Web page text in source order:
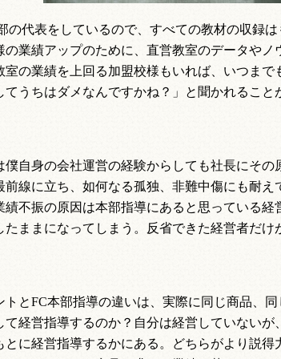
の代表をしているので、すべての教材の収録
の業績アップのために、直営教室のデータやノ
室の業績を上回る加盟校様もいれば、いつまで
てうちはダメなんですかね？」と聞かれること
僕自身の会社運営の経験からしても社長にその
前線に立ち、如何なる孤独、非難中傷にも耐え
績不振の原因は本部指導にあると思っている経
ままになってしまう。反省できた経営者だけ
トとFC本部指導の違いは、実際に同じ商品、
て経営指導するのか？自分は経営していないが
とに経営指導するかにある。どちらがより説得